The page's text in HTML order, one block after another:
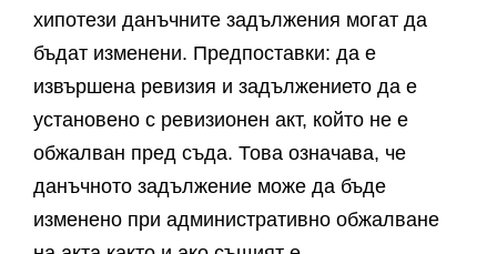
хипотези данъчните задължения могат да
бъдат изменени. Предпоставки: да е
извършена ревизия и задължението да е
установено с ревизионен акт, който не е
обжалван пред съда. Това означава, че
данъчното задължение може да бъде
изменено при административно обжалване